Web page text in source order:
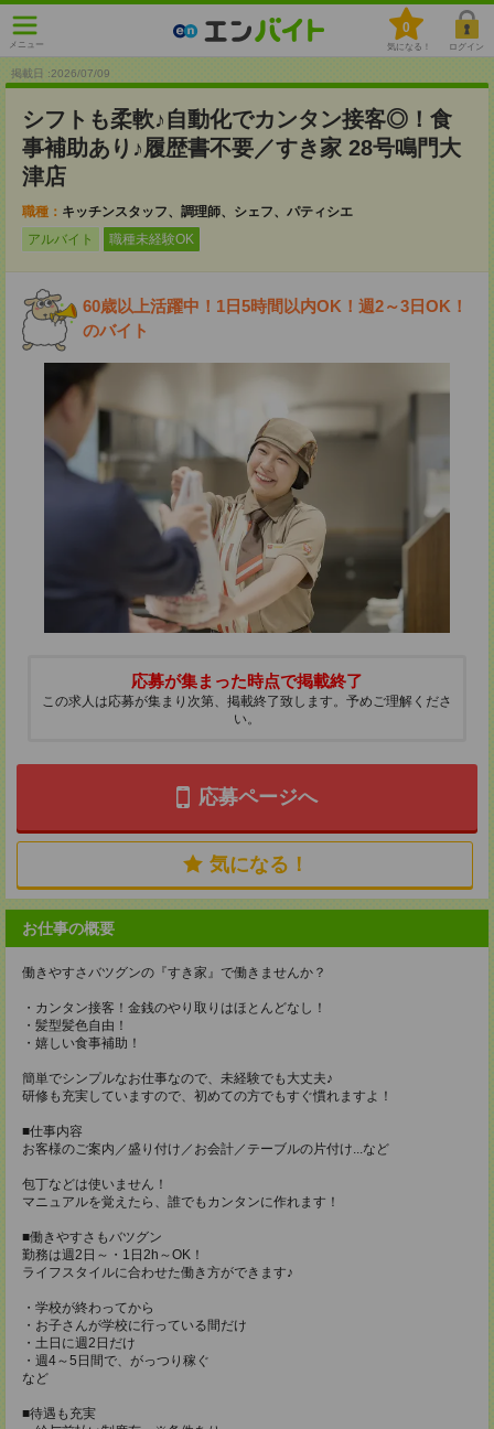
メニュー
0
気になる！ ログイン
掲載日 :2026/07/09
シフトも柔軟♪自動化でカンタン接客◎！食
事補助あり♪履歴書不要／すき家 28号鳴門大
津店
職種： キッチンスタッフ、調理師、シェフ、パティシエ
アルバイト
職種未経験OK
60歳以上活躍中！1日5時間以内OK！週2～3日OK！
のバイト
応募が集まった時点で掲載終了
この求人は応募が集まり次第、掲載終了致します。予めご理解くださ
い。
応募ページへ
気になる！
お仕事の概要
働きやすさバツグンの『すき家』で働きませんか？
・カンタン接客！金銭のやり取りはほとんどなし！
・髪型髪色自由！
・嬉しい食事補助！
簡単でシンプルなお仕事なので、未経験でも大丈夫♪
研修も充実していますので、初めての方でもすぐ慣れますよ！
■仕事内容
お客様のご案内／盛り付け／お会計／テーブルの片付け...など
包丁などは使いません！
マニュアルを覚えたら、誰でもカンタンに作れます！
■働きやすさもバツグン
勤務は週2日～・1日2h～OK！
ライフスタイルに合わせた働き方ができます♪
・学校が終わってから
・お子さんが学校に行っている間だけ
・土日に週2日だけ
・週4～5日間で、がっつり稼ぐ
など
■待遇も充実